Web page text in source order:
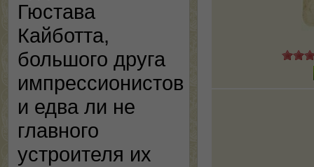
Гюстава
Кайботта,
большого друга
импрессионистов
и едва ли не
главного
устроителя их